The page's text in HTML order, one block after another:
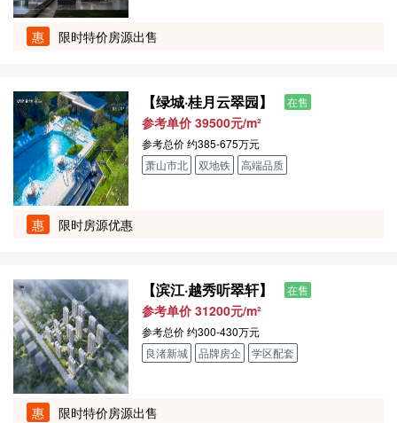
惠 限时特价房源出售
【绿城·桂月云翠园】 在售
参考单价 39500元/m²
参考总价约385-675万元
萧山市北
双地铁 高端品质
惠 限时房源优惠
【滨江·越秀听翠轩】 在售
参考单价 31200元/m²
参考总价约300-430万元
良渚新城
品牌房企 学区配套
惠 限时特价房源出售